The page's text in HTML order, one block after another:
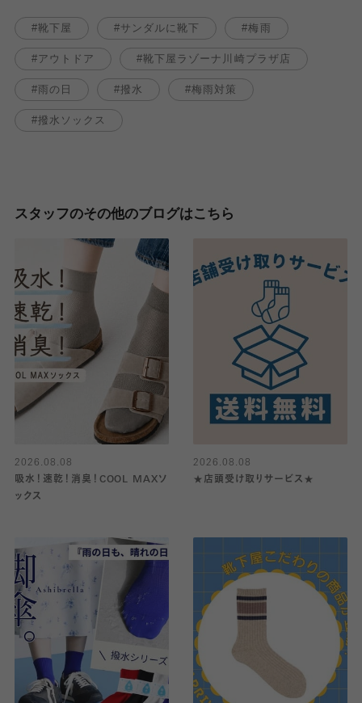
靴下屋 サンダルに靴下 梅雨
アウトドア 靴下屋ラゾーナ川崎プラザ店
雨の日 撥水 梅雨対策
撥水ソックス
スタッフのその他のブログはこちら
2026.08.08
吸水！速乾！消臭！COOL MAXソ
ックス
2026.08.08
★店頭受け取りサービス★